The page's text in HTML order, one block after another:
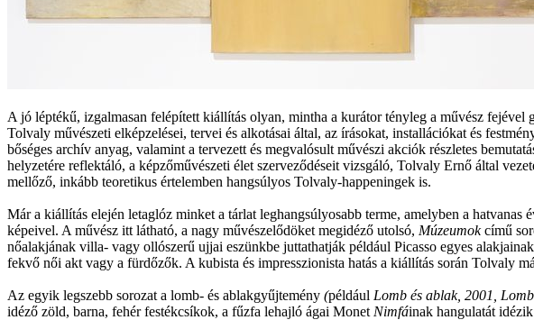
A jó léptékű, izgalmasan felépített kiállítás olyan, mintha a kurátor tényleg a művész
Tolvaly művészeti elképzelései, tervei és alkotásai által, az írásokat, installációkat és
bőséges archív anyag, valamint a tervezett és megvalósult művészi akciók részletes
helyzetére reflektáló, a képzőművészeti élet szerveződéseit vizsgáló, Tolvaly Ernő által
mellőző, inkább teoretikus értelemben hangsúlyos Tolvaly-happeningek is.
Már a kiállítás elején letaglóz minket a tárlat leghangsúlyosabb terme, amelyben a
képeivel. A művész itt látható, a nagy művészelődöket megidéző utolsó, Múzeumokcímű
nőalakjának villa- vagy ollószerű ujjai eszünkbe juttathatják például Picasso egyes
fekvő női akt vagy a fürdőzők. A kubista és impresszionista hatás a kiállítás során Tolvaly
Az egyik legszebb sorozat a lomb- és ablakgyűjtemény (például Lomb és ablak, 2001, Lomb
idéző zöld, barna, fehér festékcsíkok, a fűzfa lehajló ágai Monet Nimfáinak hangulatát